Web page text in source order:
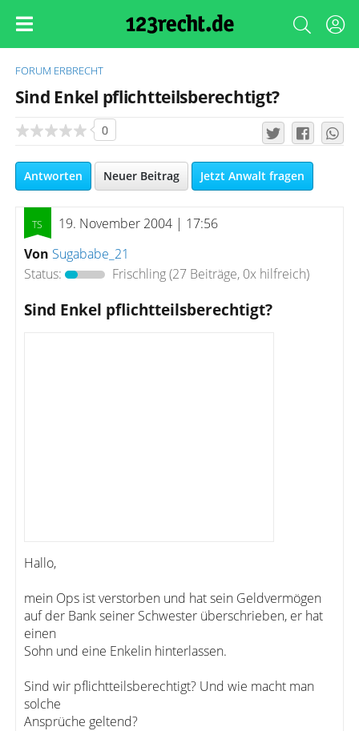
FORUM ERBRECHT
Sind Enkel pflichtteilsberechtigt?
0
Antworten Neuer Beitrag Jetzt Anwalt fragen
19. November 2004 | 17:56
Von Sugababe_21
Status:
Frischling(27 Beiträge, 0x hilfreich)
Sind Enkel pflichtteilsberechtigt?
Hallo,
mein Ops ist verstorben und hat sein Geldvermögen
auf der Bank seiner Schwester überschrieben, er hat
einen
Sohn und eine Enkelin hinterlassen.
Sind wir pflichtteilsberechtigt? Und wie macht man
solche
Ansprüche geltend?